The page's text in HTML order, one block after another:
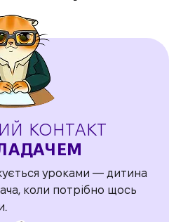
КОНТАКТ
уроками — дитина
коли потрібно щось